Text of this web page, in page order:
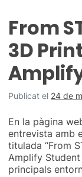
From
3D
Publicat el 24 de
En la pàgina
entrevista amb
titulada “From
Amplify Student
principals